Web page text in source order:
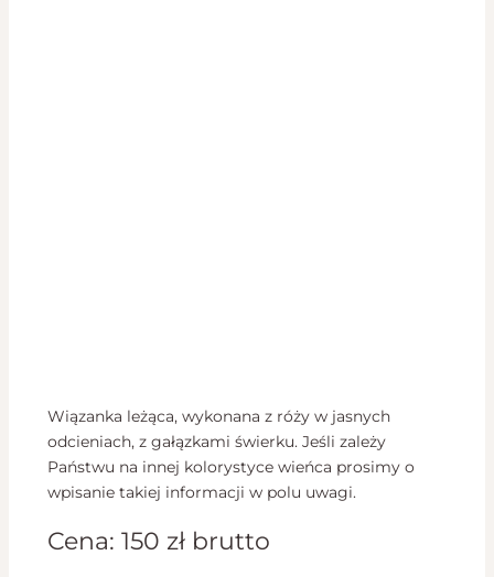
Wiązanka leżąca, wykonana z róży w jasnych
odcieniach, z gałązkami świerku. Jeśli zależy
Państwu na innej kolorystyce wieńca prosimy o
wpisanie takiej informacji w polu uwagi.
Cena: 150 zł brutto